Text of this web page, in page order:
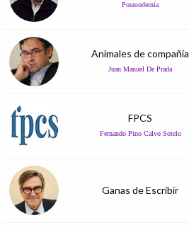
Posmodernia
Animales de compañía
Juan Manuel De Prada
FPCS
Fernando Pino Calvo Sotelo
Ganas de Escribir